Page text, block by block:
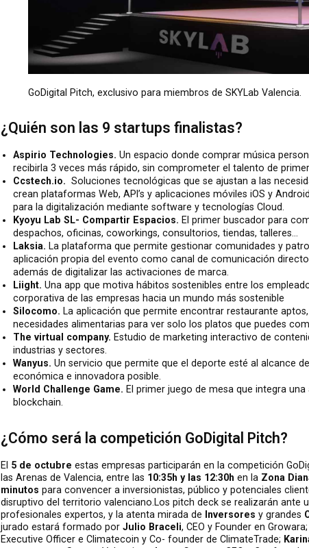
GoDigital Pitch, exclusivo para miembros de SKYLab Valencia.
¿Quién son las 9 startups finalistas?
Aspirio Technologies. Un espacio donde comprar música
recibirla 3 veces más rápido, sin comprometer el talento de primer
Ccstech.io. Soluciones tecnológicas que se ajustan a las
crean plataformas Web, API’s y aplicaciones móviles iOS y
para la digitalización mediante software y tecnologías Cloud.
Kyoyu Lab SL- Compartir Espacios. El primer buscador para
despachos, oficinas, coworkings, consultorios, tiendas, talleres…
Laksia. La plataforma que permite gestionar comunidades y
aplicación propia del evento como canal de comunicación
además de digitalizar las activaciones de marca.
Liight. Una app que motiva hábitos sostenibles entre los
corporativa de las empresas hacia un mundo más sostenible
Silocomo. La aplicación que permite encontrar restaurante
necesidades alimentarias para ver solo los platos que puedes
The virtual company. Estudio de marketing interactivo de
industrias y sectores.
Wanyus. Un servicio que permite que el deporte esté al alcance
económica e innovadora posible.
World Challenge Game. El primer juego de mesa que integra
blockchain.
¿Cómo será la competición GoDigital Pitch?
El 5 de octubre estas empresas participarán en la competición
las Arenas de Valencia, entre las 10:35h y las 12:30h en la Zona
minutos para convencer a inversionistas, público y potenciales
disruptivo del territorio valenciano.Los pitch deck se realizarán ante
profesionales expertos, y la atenta mirada de
Inversores y grandes
jurado estará formado por Julio Braceli, CEO y Founder en Growara;
Executive Officer e Climatecoin y Co- founder de ClimateTrade;